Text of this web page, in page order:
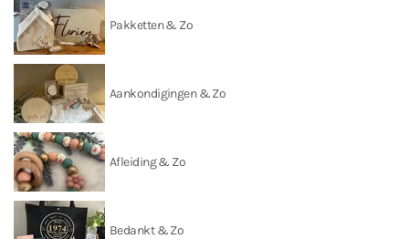
Pakketten & Zo
Aankondigingen & Zo
Afleiding & Zo
Bedankt & Zo